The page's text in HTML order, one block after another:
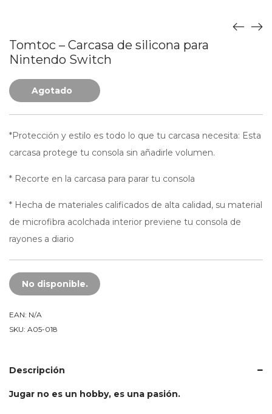
Tomtoc – Carcasa de silicona para
Nintendo Switch
Agotado
*Protección y estilo es todo lo que tu carcasa necesita: Esta
carcasa protege tu consola sin añadirle volumen.
* Recorte en la carcasa para parar tu consola
* Hecha de materiales calificados de alta calidad, su material
de microfibra acolchada interior previene tu consola de
rayones a diario
No disponible.
EAN: N/A
SKU: A05-018
Descripción
Jugar no es un hobby, es una pasión.